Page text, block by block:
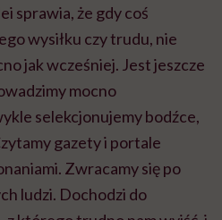
sprawia, że gdy coś
wysiłku czy trudu, nie
jak wcześniej. Jest jeszcze
mocno
selekcjonujemy bodźce,
gazety i portale
Zwracamy się po
ludzi. Dochodzi do